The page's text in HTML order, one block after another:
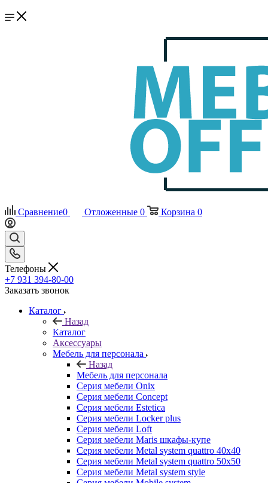
Сравнение0 Отложенные 0 Корзина 0
Телефоны
+7 931 394-80-00
Заказать звонок
Каталог
Назад
Каталог
Аксессуары
Мебель для персонала
Назад
Мебель для персонала
Серия мебели Onix
Серия мебели Concept
Серия мебели Estetica
Серия мебели Locker plus
Серия мебели Loft
Серия мебели Maris шкафы-купе
Серия мебели Metal system quattro 40x40
Серия мебели Metal system quattro 50x50
Серия мебели Metal system style